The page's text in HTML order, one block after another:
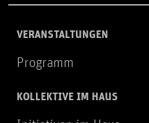
VERANSTALTUNGEN
Programm
KOLLEKTIVE IM HAUS